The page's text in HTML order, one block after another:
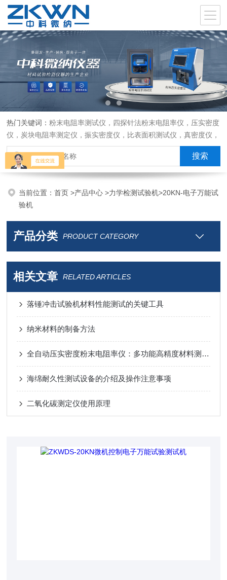
热门关键词：粉末电阻率测试仪，四探针法粉末电阻率仪，压实密度
仪，炭块电阻率测定仪，振实密度仪，比表面积测试仪，真密度仪，
炭块热膨胀仪，炭块透气率仪，炭块二氧化碳反应测定仪
当前位置：首页>产品中心>力学检测试验机>20KN-电子万能试
验机
产品分类 PRODUCT CATEGORY
相关文章 RELATED ARTICLES
落锤冲击试验机材料性能测试的关键工具
纳米材料的制备方法
全自动压实密度粉末电阻率仪：多功能高精度材料测试解决方案
海绵耐久性测试设备的介绍及操作注意事项
二氧化碳测定仪使用原理